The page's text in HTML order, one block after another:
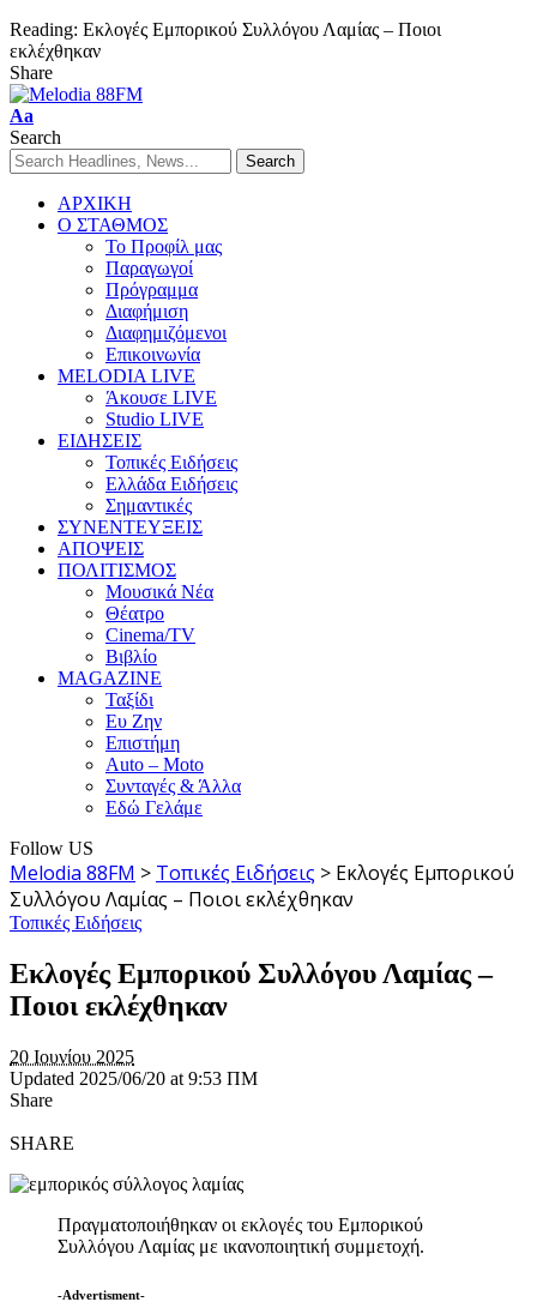
Reading: Εκλογές Εμπορικού Συλλόγου Λαμίας – Ποιοι
εκλέχθηκαν
Share
Aa
Search
ΑΡΧΙΚΗ
Ο ΣΤΑΘΜΟΣ
Το Προφίλ μας
Παραγωγοί
Πρόγραμμα
Διαφήμιση
Διαφημιζόμενοι
Επικοινωνία
MELODIA LIVE
Άκουσε LIVE
Studio LIVE
ΕΙΔΗΣΕΙΣ
Τοπικές Ειδήσεις
Ελλάδα Ειδήσεις
Σημαντικές
ΣΥΝΕΝΤΕΥΞΕΙΣ
ΑΠΟΨΕΙΣ
ΠΟΛΙΤΙΣΜΟΣ
Μουσικά Νέα
Θέατρο
Cinema/TV
Βιβλίο
MAGAZINE
Ταξίδι
Ευ Ζην
Επιστήμη
Auto – Moto
Συνταγές & Άλλα
Εδώ Γελάμε
Follow US
Melodia 88FM > Τοπικές Ειδήσεις > Εκλογές Εμπορικού
Συλλόγου Λαμίας – Ποιοι εκλέχθηκαν
Τοπικές Ειδήσεις
Εκλογές Εμπορικού Συλλόγου Λαμίας –
Ποιοι εκλέχθηκαν
20 Ιουνίου 2025
Updated 2025/06/20 at 9:53 ΠΜ
Share
SHARE
Πραγματοποιήθηκαν οι εκλογές του Εμπορικού
Συλλόγου Λαμίας με ικανοποιητική συμμετοχή.
-Advertisment-